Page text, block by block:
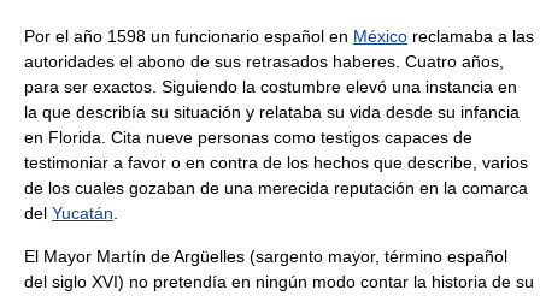
Por el año 1598 un funcionario español en México reclamaba a las
autoridades el abono de sus retrasados haberes. Cuatro años,
para ser exactos. Siguiendo la costumbre elevó una instancia en
la que describía su situación y relataba su vida desde su infancia
en Florida. Cita nueve personas como testigos capaces de
testimoniar a favor o en contra de los hechos que describe, varios
de los cuales gozaban de una merecida reputación en la comarca
del Yucatán
El Mayor Martín de Argüelles (sargento mayor, término español
del siglo XVI) no pretendía en ningún modo contar la historia de su